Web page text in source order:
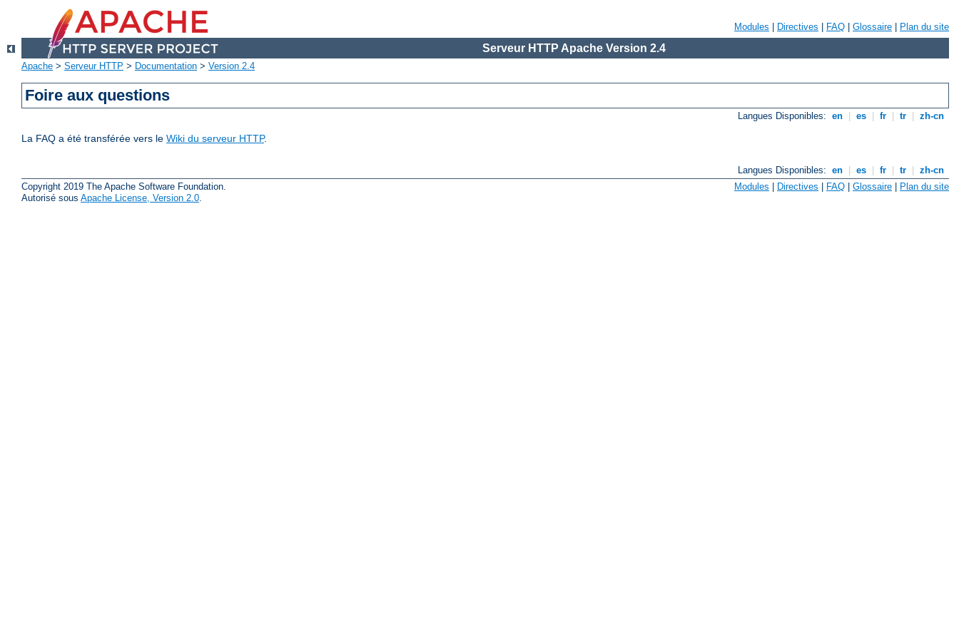
Modules Directives FAQ Glossaire Plan du site
Serveur HTTP Apache Version 2.4
Apache > Serveur HTTP > Documentation > Version 2.4
Foire aux questions
Langues Disponibles: en es fr tr zh-cn
La FAQ a été transférée vers le Wiki du serveur HTTP.
Langues Disponibles: en es fr tr
zh-cn
Copyright 2019 The Apache Software Foundation.
Autorisé sous Apache License, Version 2.0
Modules | Directives | FAQ | Glossaire | Plan du site